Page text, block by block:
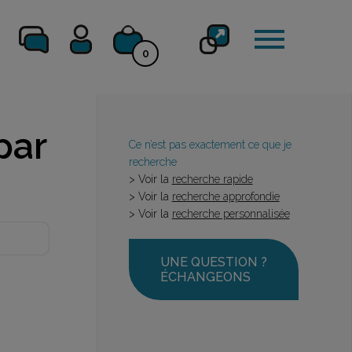
0
Ce n’est pas exactement ce que je
recherche
> Voir la recherche rapide
> Voir la recherche approfondie
> Voir la recherche personnalisée
UNE QUESTION ?
ÉCHANGEONS